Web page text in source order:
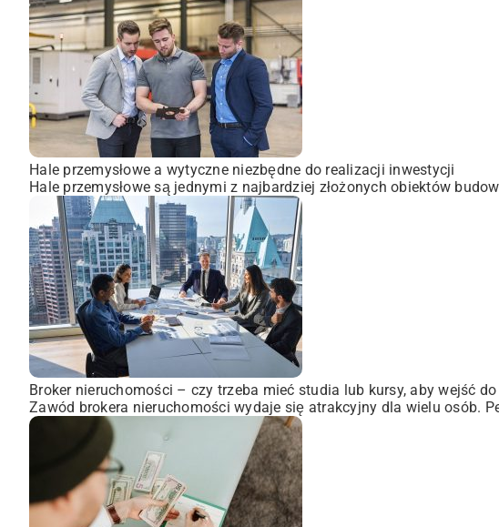
Hale przemysłowe a wytyczne niezbędne do realizacji inwestycji
Hale przemysłowe są jednymi z najbardziej złożonych obiektów
Broker nieruchomości – czy trzeba mieć studia lub kursy, aby wejść
Zawód brokera nieruchomości wydaje się atrakcyjny dla wielu osób.